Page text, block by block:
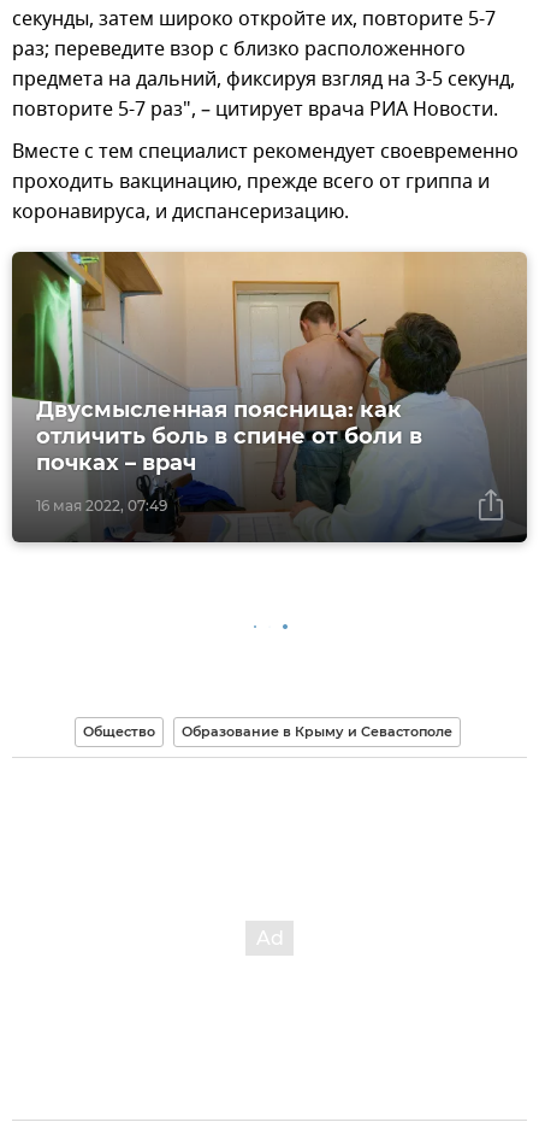
секунды, затем широко откройте их, повторите 5-7
раз; переведите взор с близко расположенного
предмета на дальний, фиксируя взгляд на 3-5 секунд,
повторите 5-7 раз", – цитирует врача РИА Новости.
Вместе с тем специалист рекомендует своевременно
проходить вакцинацию, прежде всего от гриппа и
коронавируса, и диспансеризацию.
16 мая 2022, 07:49
Двусмысленная поясница: как
отличить боль в спине от боли в
почках – врач
Общество Образование в Крыму и Севастополе